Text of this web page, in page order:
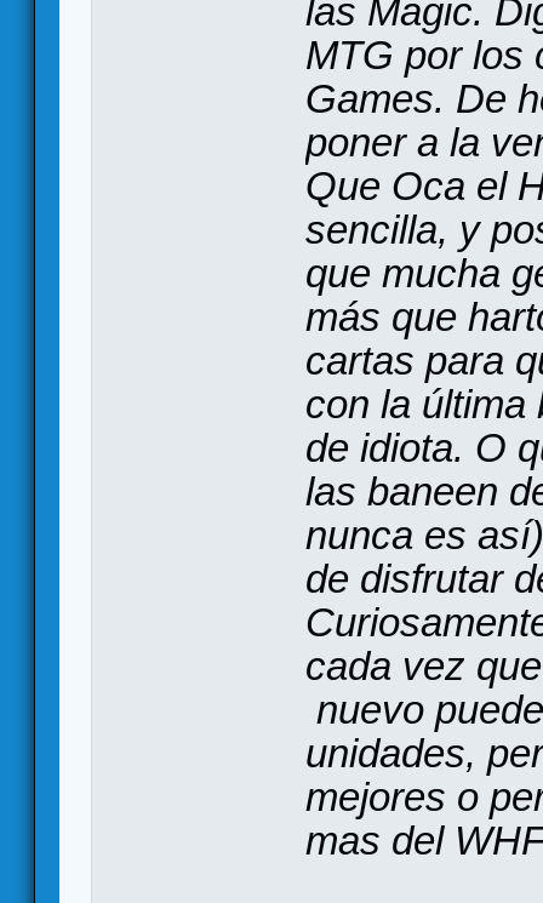
las Magic.
MTG por los
Games. De
poner a la
Que Oca el
sencilla, y
que mucha
más que
cartas para
con la última
de idiota. O
las baneen
nunca es
de disfrutar
cada vez
nuevo
unidades,
mejores o
mas del